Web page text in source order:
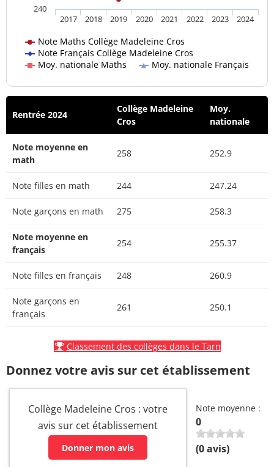
Note Maths Collège Madeleine Cros
Note Français Collège Madeleine Cros
Moy. nationale Maths
Moy. nationale Français
2017 2018 2019 2020 2021 2022 2023 2024
240
Rentrée 2024
Collège Madeleine
Cros
Moy.
nationale
Note moyenne en
math
258 252.9
Note filles en math 244 247.24
Note garçons en math 275 258.3
Note moyenne en
français
254 255.37
Note filles en français 248 260.9
Note garçons en
français
261 250.1
Classement des collèges dans le Tarn
Donnez votre avis sur cet établissement
Collège Madeleine Cros : votre
avis sur cet établissement
Donner mon avis
Note moyenne :
0
(0avis)